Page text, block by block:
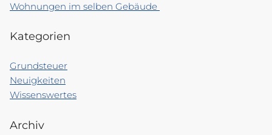
Wohnungen im selben Gebäude
Kategorien
Grundsteuer
Neuigkeiten
Wissenswertes
Archiv